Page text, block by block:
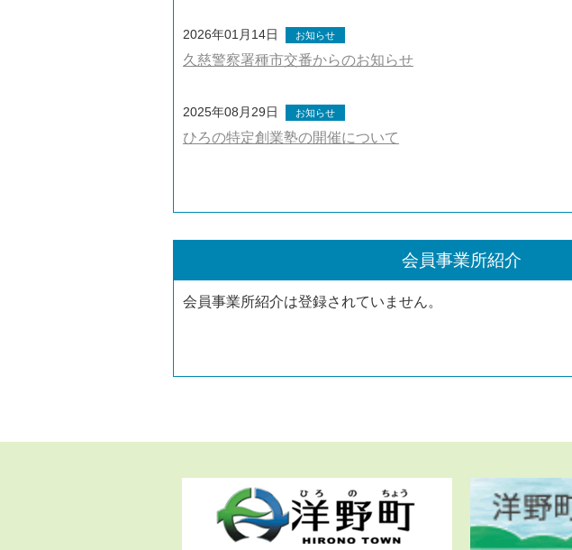
2026年01月14日 お知らせ
久慈警察署種市交番からのお知らせ
2025年08月29日 お知らせ
ひろの特定創業塾の開催について
会員事業所紹介
会員事業所紹介は登録されていません。